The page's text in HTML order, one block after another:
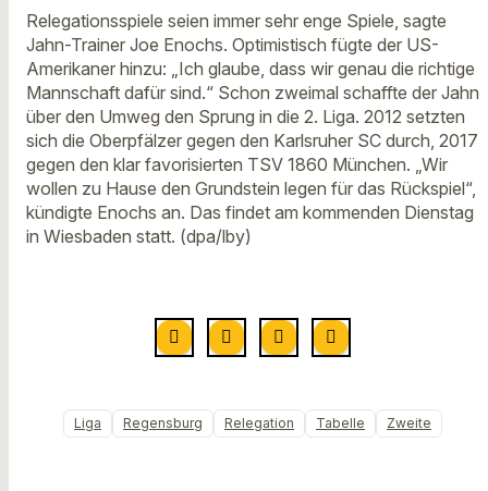
Relegationsspiele seien immer sehr enge Spiele, sagte
Jahn-Trainer Joe Enochs. Optimistisch fügte der US-
Amerikaner hinzu: „Ich glaube, dass wir genau die richtige
Mannschaft dafür sind.“ Schon zweimal schaffte der Jahn
über den Umweg den Sprung in die 2. Liga. 2012 setzten
sich die Oberpfälzer gegen den Karlsruher SC durch, 2017
gegen den klar favorisierten TSV 1860 München. „Wir
wollen zu Hause den Grundstein legen für das Rückspiel“,
kündigte Enochs an. Das findet am kommenden Dienstag
in Wiesbaden statt. (dpa/lby)
Liga Regensburg Relegation Tabelle Zweite